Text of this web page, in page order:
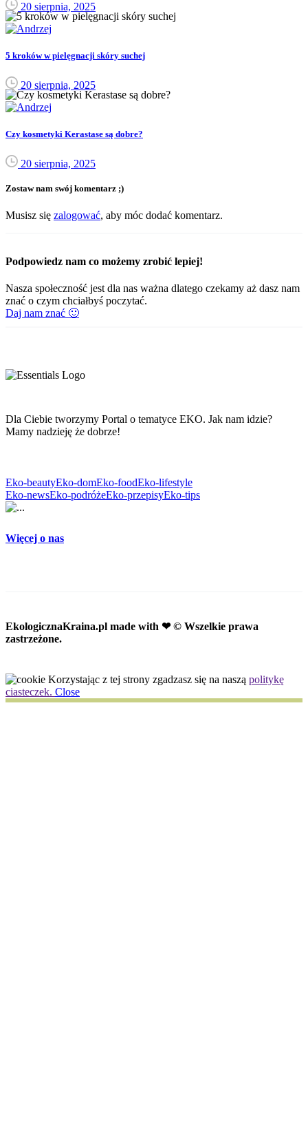
20 sierpnia, 2025
5 kroków w pielęgnacji skóry suchej
20 sierpnia, 2025
Czy kosmetyki Kerastase są dobre?
20 sierpnia, 2025
Zostaw nam swój komentarz ;)
Musisz się zalogować, aby móc dodać komentarz.
Podpowiedz nam co możemy zrobić lepiej!
Nasza społeczność jest dla nas ważna dlatego czekamy aż dasz nam
znać o czym chciałbyś poczytać.
Daj nam znać 🙂
Dla Ciebie tworzymy Portal o tematyce EKO. Jak nam idzie?
Mamy nadzieję że dobrze!
Eko-beautyEko-domEko-foodEko-lifestyle
Eko-newsEko-podróżeEko-przepisyEko-tips
Więcej o nas
EkologicznaKraina.pl made with ❤ © Wszelkie prawa
zastrzeżone.
Korzystając z tej strony zgadzasz się na naszą politykę
ciasteczek. Close